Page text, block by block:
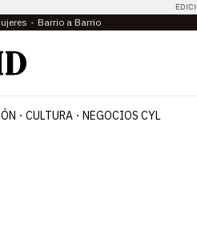
Barrio a Barrio
CULTURA NEGOCIOS CYL